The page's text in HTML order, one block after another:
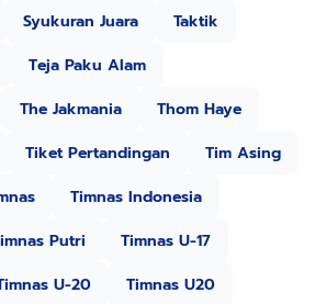
Syukuran Juara
Taktik
Teja Paku Alam
The Jakmania
Thom Haye
Tiket Pertandingan
Tim Asing
Timnas Indonesia
Putri
Timnas U-17
U-20
Timnas U20